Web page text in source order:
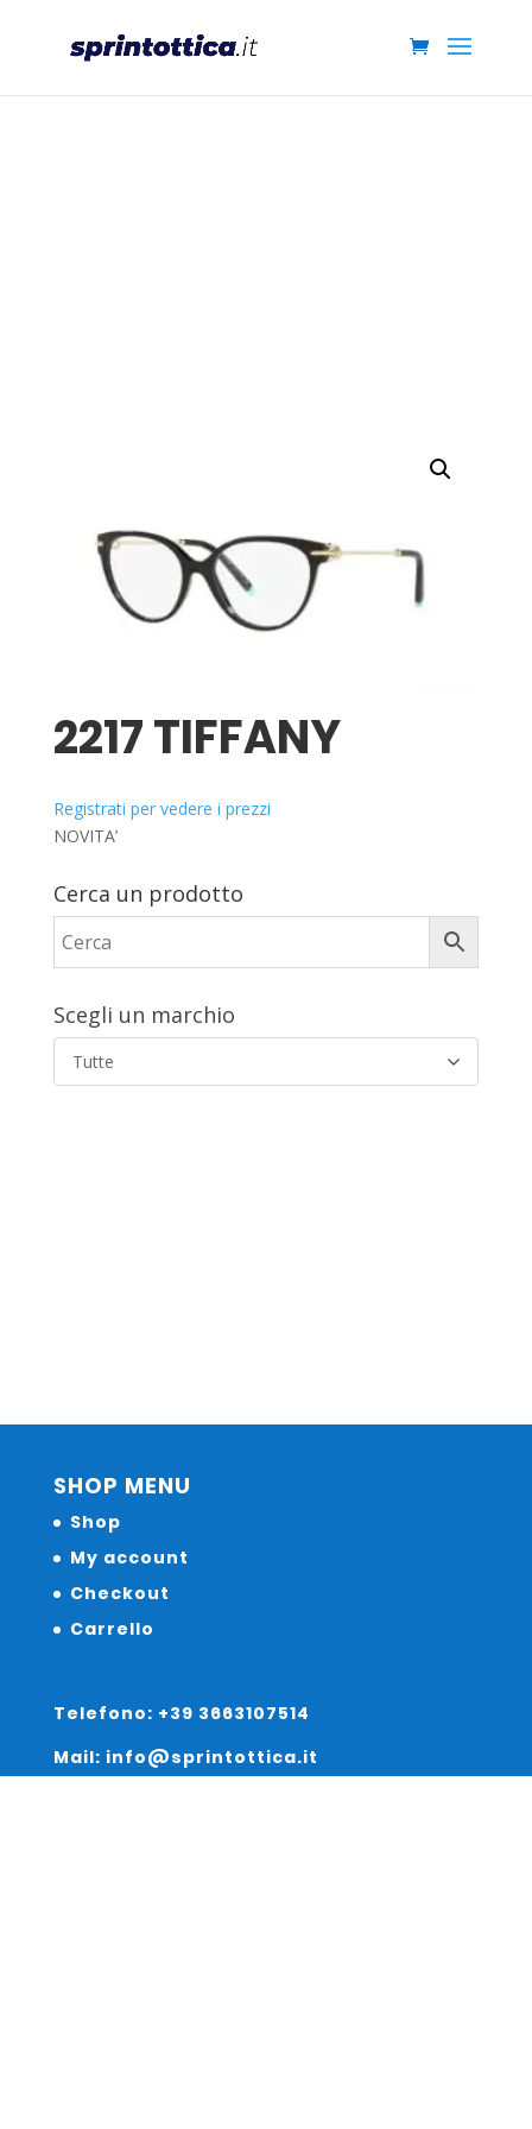
2217 TIFFANY
Registrati per vedere i prezzi
NOVITA’
Cerca un prodotto
Scegli un marchio
Tutte
SHOP MENU
Shop
My account
Checkout
Carrello
Telefono: +39 3663107514
Mail: info@sprintottica.it